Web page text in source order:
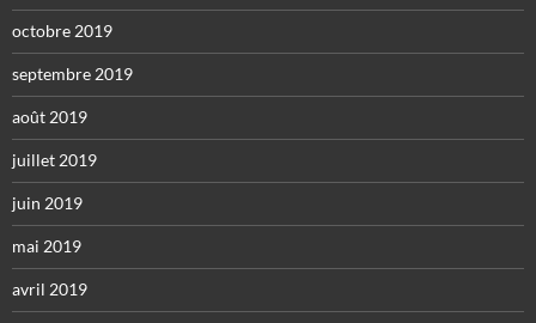
octobre 2019
septembre 2019
août 2019
juillet 2019
juin 2019
mai 2019
avril 2019